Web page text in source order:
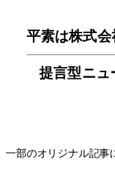
平素は株式
提言型ニュ
一部のオリジナル記事